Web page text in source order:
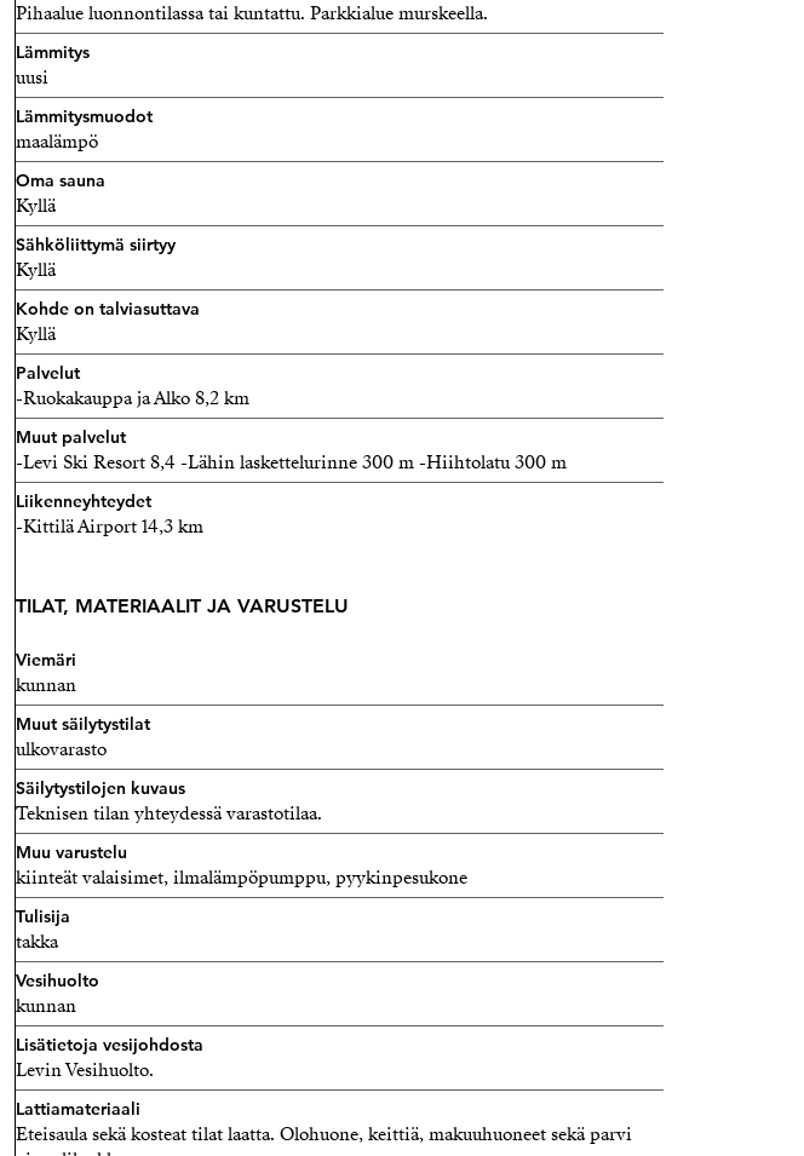
Pihaalue luonnontilassa tai kuntattu. Parkkialue murskeella.
Lämmitys
uusi
Lämmitysmuodot
maalämpö
Oma sauna
Kyllä
Sähköliittymä siirtyy
Kyllä
Kohde on talviasuttava
Kyllä
Palvelut
-Ruokakauppa ja Alko 8,2 km
Muut palvelut
-Levi Ski Resort 8,4 -Lähin laskettelurinne 300 m -Hiihtolatu 300 m
Liikenneyhteydet
-Kittilä Airport 14,3 km
TILAT, MATERIAALIT JA VARUSTELU
Viemäri
kunnan
Muut säilytystilat
ulkovarasto
Säilytystilojen kuvaus
Teknisen tilan yhteydessä varastotilaa.
Muu varustelu
kiinteät valaisimet, ilmalämpöpumppu, pyykinpesukone
Tulisija
takka
Vesihuolto
kunnan
Lisätietoja vesijohdosta
Levin Vesihuolto.
Lattiamateriaali
Eteisaula sekä kosteat tilat laatta. Olohuone, keittiä, makuuhuoneet sekä parvi